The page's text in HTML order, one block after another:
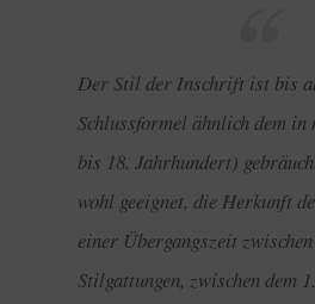
Der Stil der Inschrift ist bis
Schlussformel ähnlich dem in
bis 18. Jahrhundert)
wohl geeignet, die Herkunft
einer Übergangszeit
Stilgattungen, zwischen dem